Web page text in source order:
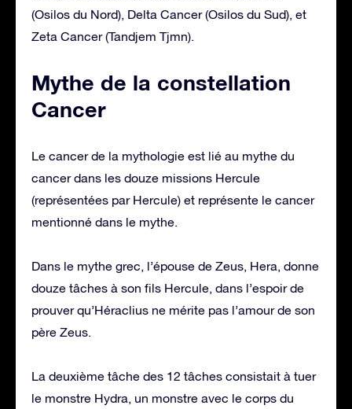
(Osilos du Nord), Delta Cancer (Osilos du Sud), et
Zeta Cancer (Tandjem Tjmn).
Mythe de la constellation
Cancer
Le cancer de la mythologie est lié au mythe du
cancer dans les douze missions Hercule
(représentées par Hercule) et représente le cancer
mentionné dans le mythe.
Dans le mythe grec, l’épouse de Zeus, Hera, donne
douze tâches à son fils Hercule, dans l’espoir de
prouver qu’Héraclius ne mérite pas l’amour de son
père Zeus.
La deuxième tâche des 12 tâches consistait à tuer
le monstre Hydra, un monstre avec le corps du